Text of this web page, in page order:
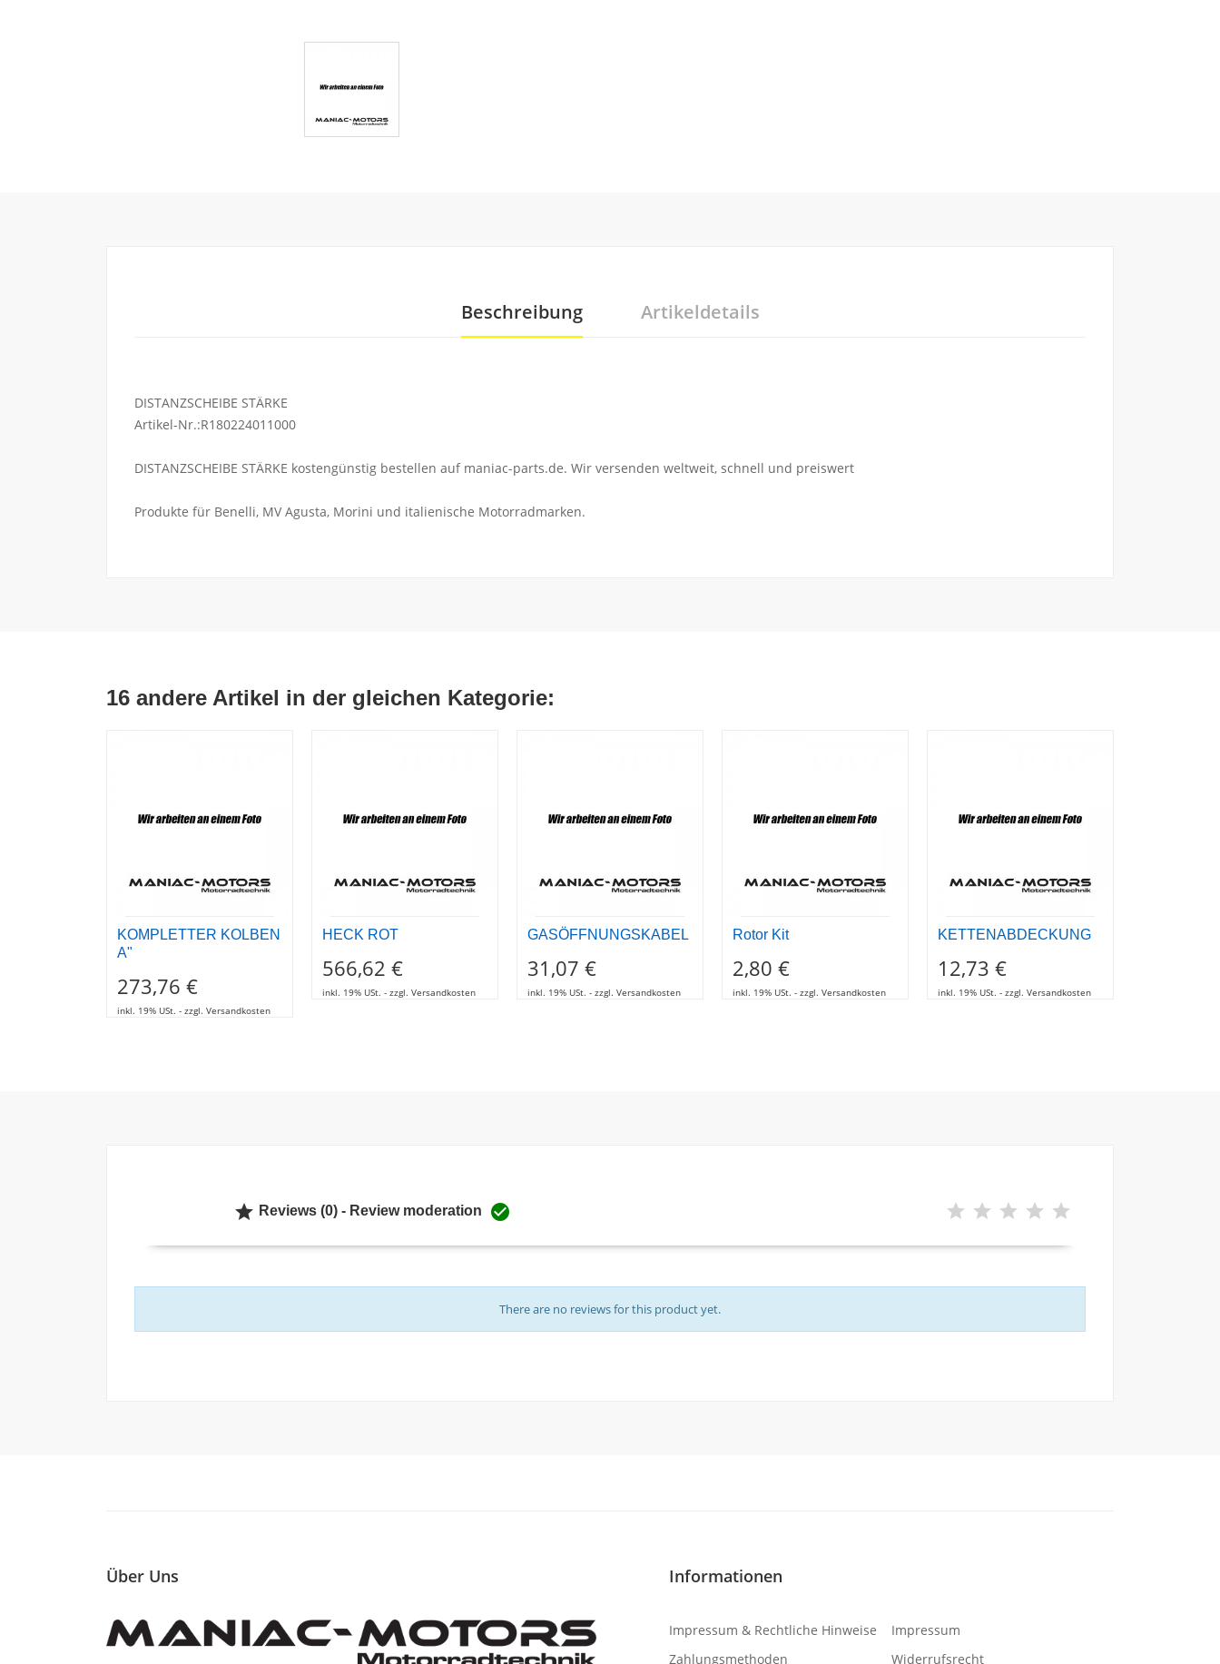
Beschreibung Artikeldetails
DISTANZSCHEIBE STÄRKE
Artikel-Nr.:R180224011000
DISTANZSCHEIBE STÄRKE kostengünstig bestellen auf maniac-parts.de. Wir versenden weltweit, schnell und preiswert
Produkte für Benelli, MV Agusta, Morini und italienische Motorradmarken.
16 andere Artikel in der gleichen Kategorie:
KOMPLETTER KOLBEN
A"
273,76 €
inkl. 19% USt. - zzgl. Versandkosten
HECK ROT
566,62 €
inkl. 19% USt. - zzgl. Versandkosten
GASÖFFNUNGSKABEL
31,07 €
inkl. 19% USt. - zzgl. Versandkosten
Rotor Kit
2,80 €
inkl. 19% USt. - zzgl. Versandkosten
KETTENABDECKUNG
12,73 €
inkl. 19% USt. - zzgl. Versandkosten
 Reviews (0) - Review moderation 
There are no reviews for this product yet.
Über Uns Informationen
Impressum & Rechtliche Hinweise
Impressum
Zahlungsmethoden
Widerrufsrecht